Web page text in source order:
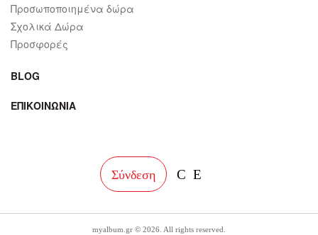
Προσωποποιημένα δώρα
Σχολικά Δώρα
Προσφορές
BLOG
ΕΠΙΚΟΙΝΩΝΙΑ
Σύνδεση facebook
myalbum.gr © 2026. All rights reserved.